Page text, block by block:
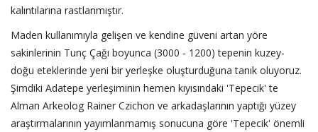
kalıntılarına rastlanmıştır.
Maden kullanımıyla gelişen ve kendine güveni artan yöre
sakinlerinin Tunç Çağı boyunca (3000 - 1200) tepenin kuzey-
doğu eteklerinde yeni bir yerleşke oluşturduğuna tanık oluyoruz.
Şimdiki Adatepe yerleşiminin hemen kıyısındaki 'Tepecik' te
Alman Arkeolog Rainer Czichon ve arkadaşlarının yaptığı yüzey
araştırmalarının yayımlanmamış sonucuna göre 'Tepecik' önemli